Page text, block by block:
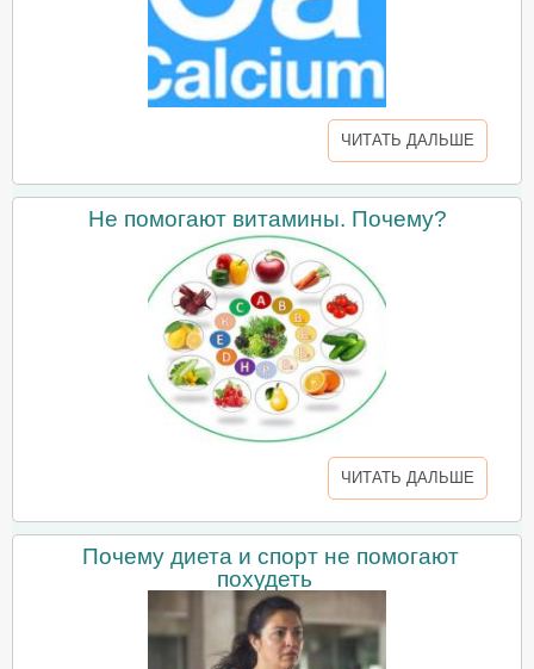
ЧИТАТЬ ДАЛЬШЕ
Не помогают витамины. Почему?
ЧИТАТЬ ДАЛЬШЕ
Почему диета и спорт не помогают
похудеть